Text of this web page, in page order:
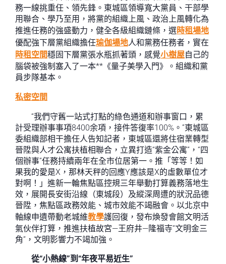
務一線挑重任、領先鋒。東城區領導寬大黨員、干部學
用聯合、學乃至用，將黨的組織上風、政治上風轉化為
推進任務的強盛動力，健全各級組織鏈條，選時租場地
優配強下層黨組織擔任瑜伽場地人和黨務任務者，實在
時租空間穩固下層黨張水瓶抓著頭，感覺小樹屋自己的
腦袋被強制塞入了一本**《量子美學入門》。組織和黨
員步隊基本。
私密空間
“我們守舊一站式打點的綠色通道和辦事窗口，累
計受理辦事事項8400余項，接件答復率100%。”東城區
委組織部相干擔任人告知記者，東城區還將住宿業轉型
晉陞與人才公寓扶植相聯合，立異打造“紫金公寓”，“四
個辦事”任務持續兩年在全市位居第一。推「等等！如
果我的愛是X，那林天秤的回應Y應該是X的虛數單位才
對啊！」進新一輪焦點區控規三年舉動打算義務落地生
效，展開長安街沿線（東城段）及縱深周遭的狀況品德
晉陞，焦點區政務效能、城市效能不竭融會。以北京中
軸線申遺帶動老城維教學護回復，發布煥發會館文明活
氣伙伴打算，推進扶植故宮—王府井—隆福寺“文明金三
角”，文明影響力不竭加強。
從“小熱線”到“年夜平易近生”